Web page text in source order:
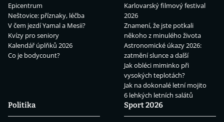
Epicentrum
Neštovice: příznaky, léčba
V čem jezdí Yamal a Mesii?
Kvízy pro seniory
Kalendář úplňků 2026
Co je bodycount?
Karlovarský filmový festival
2026
Znamení, že jste potkali
někoho z minulého života
Astronomické úkazy 2026:
zatmění slunce a další
Jak obléci miminko při
vysokých teplotách?
Jak na dokonalé letní mojito
6 lehkých letních salátů
Politika
Sport 2026